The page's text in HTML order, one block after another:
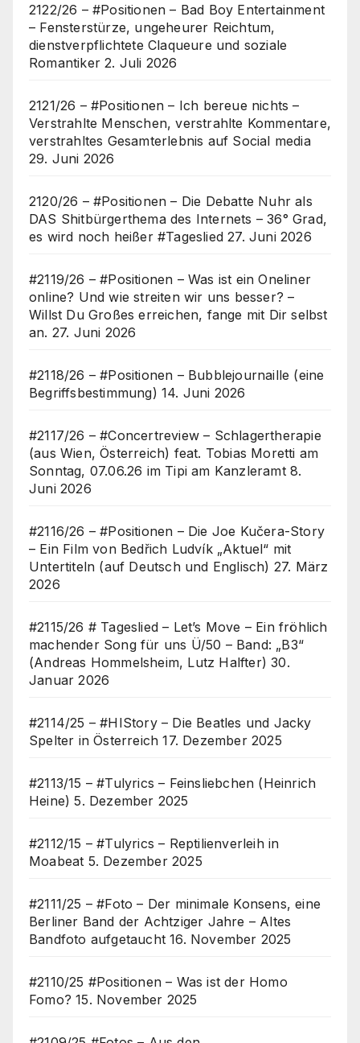
2122/26 – #Positionen – Bad Boy Entertainment
– Fensterstürze, ungeheurer Reichtum,
dienstverpflichtete Claqueure und soziale
Romantiker 2. Juli 2026
2121/26 – #Positionen – Ich bereue nichts –
Verstrahlte Menschen, verstrahlte Kommentare,
verstrahltes Gesamterlebnis auf Social media
29. Juni 2026
2120/26 – #Positionen – Die Debatte Nuhr als
DAS Shitbürgerthema des Internets – 36° Grad,
es wird noch heißer #Tageslied 27. Juni 2026
#2119/26 – #Positionen – Was ist ein Oneliner
online? Und wie streiten wir uns besser? –
Willst Du Großes erreichen, fange mit Dir selbst
an. 27. Juni 2026
#2118/26 – #Positionen – Bubblejournaille (eine
Begriffsbestimmung) 14. Juni 2026
#2117/26 – #Concertreview – Schlagertherapie
(aus Wien, Österreich) feat. Tobias Moretti am
Sonntag, 07.06.26 im Tipi am Kanzleramt 8.
Juni 2026
#2116/26 – #Positionen – Die Joe Kučera-Story
– Ein Film von Bedřich Ludvík „Aktuel“ mit
Untertiteln (auf Deutsch und Englisch) 27. März
2026
#2115/26 # Tageslied – Let’s Move – Ein fröhlich
machender Song für uns Ü/50 – Band: „B3“
(Andreas Hommelsheim, Lutz Halfter) 30.
Januar 2026
#2114/25 – #HIStory – Die Beatles und Jacky
Spelter in Österreich 17. Dezember 2025
#2113/15 – #Tulyrics – Feinsliebchen (Heinrich
Heine) 5. Dezember 2025
#2112/15 – #Tulyrics – Reptilienverleih in
Moabeat 5. Dezember 2025
#2111/25 – #Foto – Der minimale Konsens, eine
Berliner Band der Achtziger Jahre – Altes
Bandfoto aufgetaucht 16. November 2025
#2110/25 #Positionen – Was ist der Homo
Fomo? 15. November 2025